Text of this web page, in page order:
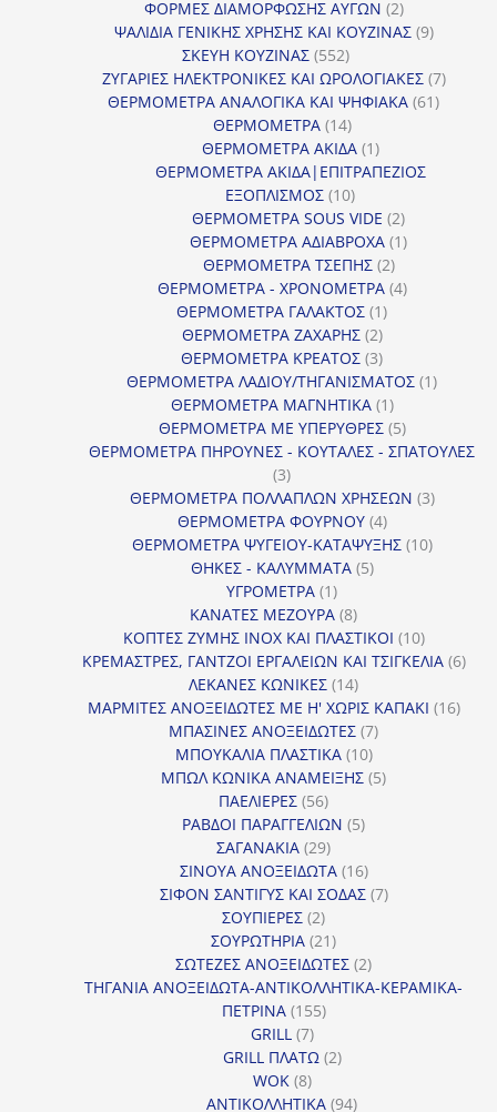
ΦΟΡΜΕΣ ΔΙΑΜΟΡΦΩΣΗΣ ΑΥΓΩΝ 22
προϊόντα
ΨΑΛΙΔΙΑ ΓΕΝΙΚΗΣ ΧΡΗΣΗΣ ΚΑΙ ΚΟΥΖΙΝΑΣ 99
ΣΚΕΥΗ ΚΟΥΖΙΝΑΣ 552552
προϊόντα
ΖΥΓΑΡΙΕΣ ΗΛΕΚΤΡΟΝΙΚΕΣ ΚΑΙ ΩΡΟΛΟΓΙΑΚΕΣ 77
ΘΕΡΜΟΜΕΤΡΑ ΑΝΑΛΟΓΙΚΑ ΚΑΙ ΨΗΦΙΑΚΑ 6161
ΘΕΡΜΟΜΕΤΡΑ 1414
προϊόντα
ΘΕΡΜΟΜΕΤΡΑ ΑΚΙΔΑ 11
προϊόν
ΘΕΡΜΟΜΕΤΡΑ ΑΚΙΔΑ|ΕΠΙΤΡΑΠΕΖΙΟΣ
ΕΞΟΠΛΙΣΜΟΣ 1010
προϊόντα
ΘΕΡΜΟΜΕΤΡΑ SOUS VIDE 22
προϊόντα
ΘΕΡΜΟΜΕΤΡΑ ΑΔΙΑΒΡΟΧΑ 11
ΘΕΡΜΟΜΕΤΡΑ ΤΣΕΠΗΣ 22
προϊόντα
ΘΕΡΜΟΜΕΤΡΑ - ΧΡΟΝΟΜΕΤΡΑ 44
ΘΕΡΜΟΜΕΤΡΑ ΓΑΛΑΚΤΟΣ 11
προϊόν
ΘΕΡΜΟΜΕΤΡΑ ΖΑΧΑΡΗΣ 22
προϊόντα
ΘΕΡΜΟΜΕΤΡΑ ΚΡΕΑΤΟΣ 33
προϊόντα
ΘΕΡΜΟΜΕΤΡΑ ΛΑΔΙΟΥ/ΤΗΓΑΝΙΣΜΑΤΟΣ 11
ΘΕΡΜΟΜΕΤΡΑ ΜΑΓΝΗΤΙΚΑ 11
προϊόν
ΘΕΡΜΟΜΕΤΡΑ ΜΕ ΥΠΕΡΥΘΡΕΣ 55
προϊόντα
ΘΕΡΜΟΜΕΤΡΑ ΠΗΡΟΥΝΕΣ - ΚΟΥΤΑΛΕΣ - ΣΠΑΤΟΥΛΕΣ
33
προϊόντα
ΘΕΡΜΟΜΕΤΡΑ ΠΟΛΛΑΠΛΩΝ ΧΡΗΣΕΩΝ 33
ΘΕΡΜΟΜΕΤΡΑ ΦΟΥΡΝΟΥ 44
προϊόντα
ΘΕΡΜΟΜΕΤΡΑ ΨΥΓΕΙΟΥ-ΚΑΤΑΨΥΞΗΣ 1010
ΘΗΚΕΣ - ΚΑΛΥΜΜΑΤΑ 55
ΥΓΡΟΜΕΤΡΑ 11
προϊόν
ΚΑΝΑΤΕΣ ΜΕΖΟΥΡΑ 88
προϊόντα
ΚΟΠΤΕΣ ΖΥΜΗΣ INOX ΚΑΙ ΠΛΑΣΤΙΚΟΙ 1010
προϊόντα
ΚΡΕΜΑΣΤΡΕΣ, ΓΑΝΤΖΟΙ ΕΡΓΑΛΕΙΩΝ ΚΑΙ ΤΣΙΓΚΕΛΙΑ 66
ΛΕΚΑΝΕΣ ΚΩΝΙΚΕΣ 1414
προϊόντα
ΜΑΡΜΙΤΕΣ ΑΝΟΞΕΙΔΩΤΕΣ ΜΕ Η' ΧΩΡΙΣ ΚΑΠΑΚΙ 1616
ΜΠΑΣΙΝΕΣ ΑΝΟΞΕΙΔΩΤΕΣ 77
ΜΠΟΥΚΑΛΙΑ ΠΛΑΣΤΙΚΑ 1010
προϊόντα
ΜΠΩΛ ΚΩΝΙΚΑ ΑΝΑΜΕΙΞΗΣ 55
ΠΑΕΛΙΕΡΕΣ 5656
προϊόντα
ΡΑΒΔΟΙ ΠΑΡΑΓΓΕΛΙΩΝ 55
ΣΑΓΑΝΑΚΙΑ 2929
προϊόντα
ΣΙΝΟΥΑ ΑΝΟΞΕΙΔΩΤΑ 1616
προϊόντα
ΣΙΦΟΝ ΣΑΝΤΙΓΥΣ ΚΑΙ ΣΟΔΑΣ 77
ΣΟΥΠΙΕΡΕΣ 22
προϊόντα
ΣΟΥΡΩΤΗΡΙΑ 2121
προϊόντα
ΣΩΤΕΖΕΣ ΑΝΟΞΕΙΔΩΤΕΣ 22
προϊόντα
ΤΗΓΑΝΙΑ ΑΝΟΞΕΙΔΩΤΑ-ΑΝΤΙΚΟΛΛΗΤΙΚΑ-ΚΕΡΑΜΙΚΑ-
ΠΕΤΡΙΝΑ 155155
GRILL 77
προϊόντα
GRILL ΠΛΑΤΩ 22
WOK 88
προϊόντα
ΑΝΤΙΚΟΛΛΗΤΙΚΑ 9494